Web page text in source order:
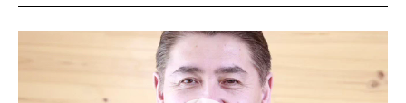
動
ヤ